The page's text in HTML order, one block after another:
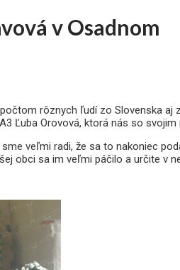
v Osadnom
rôznych ľudí zo Slovenska
Ľuba Orovová, ktorá nás so
veľmi radi, že sa to nakoniec
obci sa im veľmi páčilo a určite v